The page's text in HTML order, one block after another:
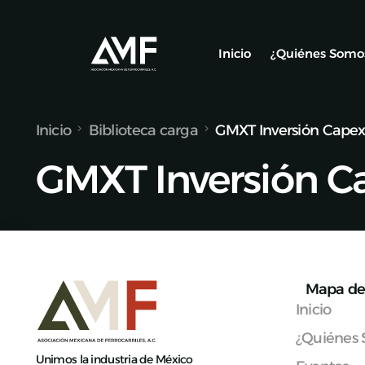
Inicio ¿Quiénes
Socios
Nuestro
Alianzas y
Inicio Biblioteca carga GMXT Inversión
GMXT Inversión
Unimos la industria de México
Mapa
Inicio
¿Quiénes